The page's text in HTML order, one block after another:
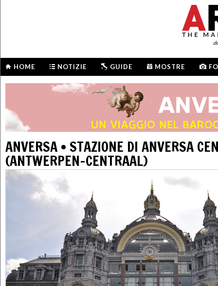
HOME NOTIZIE GUIDE MOSTRE
ANVERSA • STAZIONE DI ANVERSA
(ANTWERPEN-CENTRAAL)